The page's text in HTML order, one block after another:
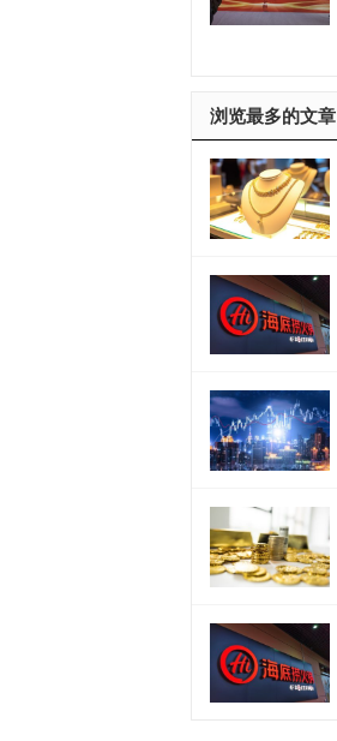
浏览最多的文章